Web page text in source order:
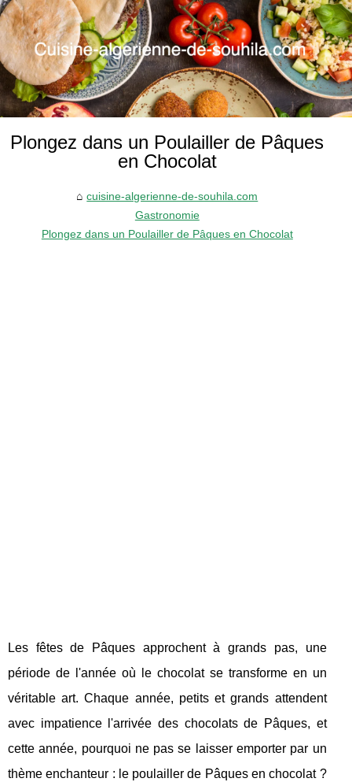
Plongez dans un Poulailler de Pâques
en Chocolat
cuisine-algerienne-de-souhila.com
Gastronomie
Plongez dans un Poulailler de Pâques en Chocolat
Les fêtes de Pâques approchent à grands pas, une
période de l'année où le chocolat se transforme en un
véritable art. Chaque année, petits et grands attendent
avec impatience l'arrivée des chocolats de Pâques, et
cette année, pourquoi ne pas se laisser emporter par un
thème enchanteur : le poulailler de Pâques en chocolat ?